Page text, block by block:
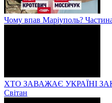
Чому впав Маріуполь?
ХТО ЗАВАЖАЄ УКРАЇНІ
Світан